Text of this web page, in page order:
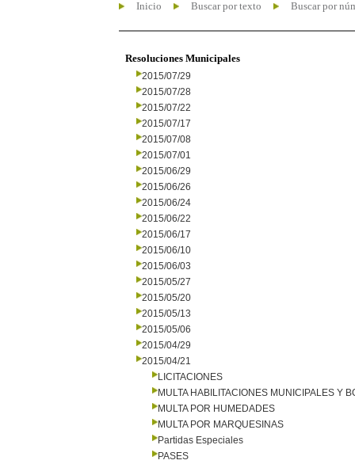
Inicio Buscar por texto Buscar por
Resoluciones Municipales
2015/07/29
2015/07/28
2015/07/22
2015/07/17
2015/07/08
2015/07/01
2015/06/29
2015/06/26
2015/06/24
2015/06/22
2015/06/17
2015/06/10
2015/06/03
2015/05/27
2015/05/20
2015/05/13
2015/05/06
2015/04/29
2015/04/21
LICITACIONES
MULTA HABILITACIONES MUNICIPALES Y
MULTA POR HUMEDADES
MULTA POR MARQUESINAS
Partidas Especiales
PASES